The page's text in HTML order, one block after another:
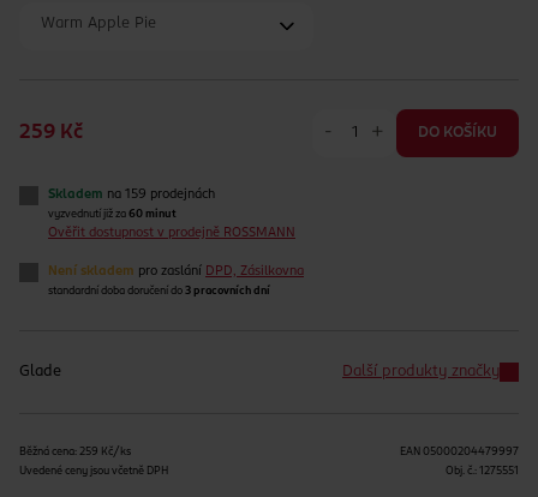
Warm Apple Pie
259 Kč - + DO KOŠÍKU
Skladem na 159 prodejnách
vyzvednutí již za 60 minut
Ověřit dostupnost v prodejně ROSSMANN
Není skladem pro zaslání DPD, Zásilkovna
standardní doba doručení do 3 pracovních dní
Glade Další produkty značky
Běžná cena: 259 Kč/ks
Uvedené ceny jsou včetně DPH
EAN 05000204479997
Obj. č.: 1275551